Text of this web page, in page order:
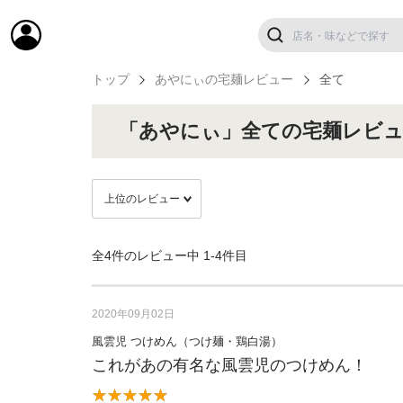
トップ あやにぃの宅麺レビュー 全て
「あやにぃ」全ての宅麺レビ
全4件のレビュー中 1-4件目
2020年09月02日
風雲児 つけめん（つけ麺・鶏白湯）
これがあの有名な風雲児のつけめん！